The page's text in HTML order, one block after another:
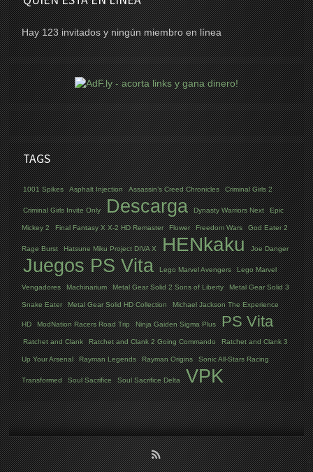
Hay 123 invitados y ningún miembro en línea
TAGS
1001 Spikes Asphalt Injection Assassin’s Creed Chronicles Criminal Girls 2
Criminal Girls Invite Only Descarga Dynasty Warriors Next Epic
Mickey 2 Final Fantasy X X-2 HD Remaster Flower Freedom Wars God Eater 2
Rage Burst Hatsune Miku Project DIVA X HENkaku Joe Danger
Juegos PS Vita Lego Marvel Avengers Lego Marvel
Vengadores Machinarium Metal Gear Solid 2 Sons of Liberty Metal Gear Solid 3
Snake Eater Metal Gear Solid HD Collection Michael Jackson The Experience
HD ModNation Racers Road Trip Ninja Gaiden Sigma Plus PS Vita
Ratchet and Clank Ratchet and Clank 2 Going Commando Ratchet and Clank 3
Up Your Arsenal Rayman Legends Rayman Origins Sonic All-Stars Racing
Transformed Soul Sacrifice Soul Sacrifice Delta VPK